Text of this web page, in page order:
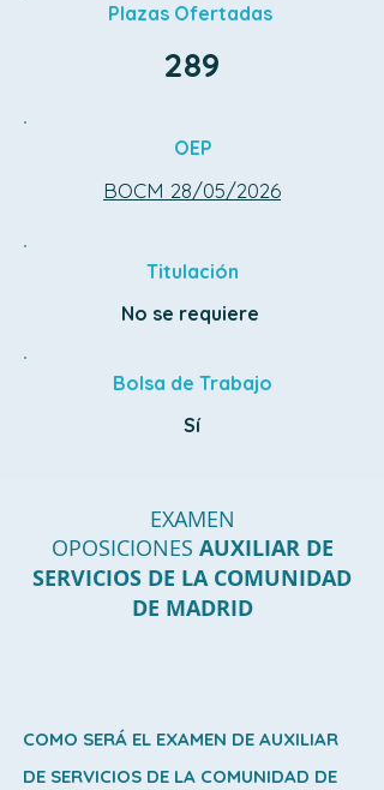
Plazas Ofertadas
289
OEP
BOCM 28/05/2026
Titulación
No se requiere
Bolsa de Trabajo
Sí
EXAMEN
OPOSICIONES AUXILIAR DE
SERVICIOS DE LA COMUNIDAD
DE MADRID
COMO SERÁ EL EXAMEN DE AUXILIAR
DE SERVICIOS DE LA COMUNIDAD DE